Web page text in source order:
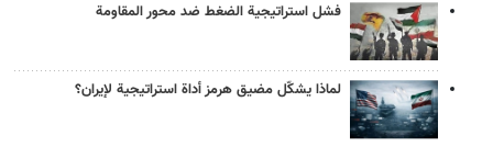
فشل استراتيجية الضغط ضد محور المقاومة
لماذا يشكّل مضيق هرمز أداة استراتيجية لإيران؟